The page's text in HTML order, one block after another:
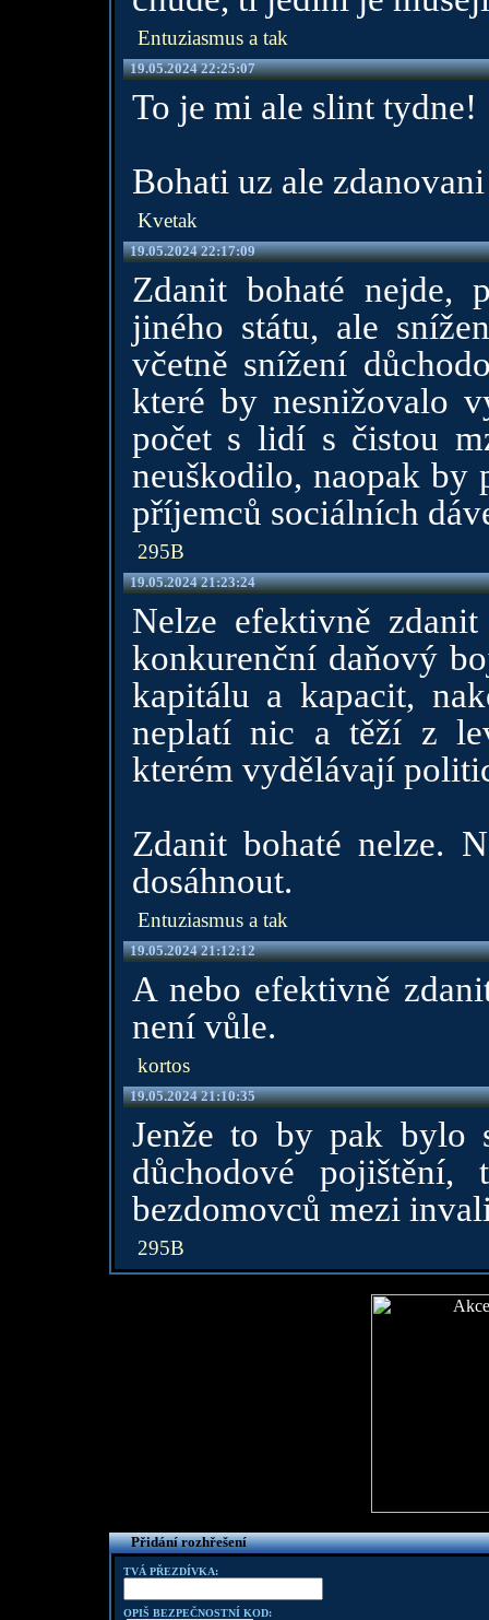
Entuziasmus a tak
19.05.2024 22:25:07
To je mi ale slint tydne!
Bohati uz ale
Kvetak
19.05.2024 22:17:09
Zdanit bohaté nejde,
jiného státu, ale
včetně snížení
které by nesnižovalo
počet s lidí s čistou
neuškodilo, naopak by
příjemců sociálních
295B
19.05.2024 21:23:24
Nelze efektivně
konkurenční daňový
kapitálu a kapacit,
neplatí nic a těží z
kterém vydělávají
Zdanit bohaté nelze.
dosáhnout.
Entuziasmus a tak
19.05.2024 21:12:12
A nebo efektivně
není vůle.
kortos
19.05.2024 21:10:35
Jenže to by pak bylo
důchodové
bezdomovců mezi
295B
Přidání rozhřešení
TVÁ PŘEZDÍVKA:
OPIŠ BEZPEČNOSTNÍ KOD: